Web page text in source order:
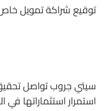
توقيع شراكة تمويل خاص بقيمة 25 مليار
سيتي جروب تواصل
استمرار استثماراتها في